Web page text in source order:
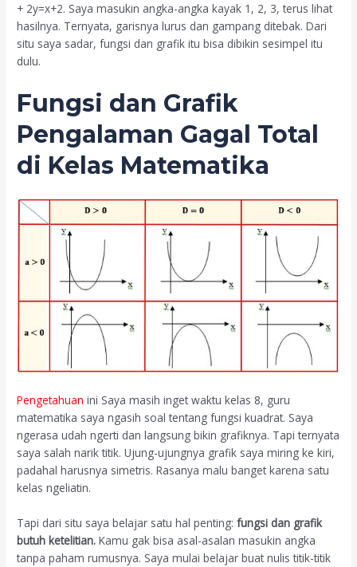
+ 2y=x+2. Saya masukin angka-angka kayak 1, 2, 3, terus lihat
hasilnya. Ternyata, garisnya lurus dan gampang ditebak. Dari
situ saya sadar, fungsi dan grafik itu bisa dibikin sesimpel itu
dulu.
Fungsi dan Grafik
Pengalaman Gagal Total
di Kelas Matematika
Pengetahuan ini Saya masih inget waktu kelas 8, guru
matematika saya ngasih soal tentang fungsi kuadrat. Saya
ngerasa udah ngerti dan langsung bikin grafiknya. Tapi ternyata
saya salah narik titik. Ujung-ujungnya grafik saya miring ke kiri,
padahal harusnya simetris. Rasanya malu banget karena satu
kelas ngeliatin.
Tapi dari situ saya belajar satu hal penting:fungsi dan grafik
butuh ketelitian. Kamu gak bisa asal-asalan masukin angka
tanpa paham rumusnya. Saya mulai belajar buat nulis titik-titik